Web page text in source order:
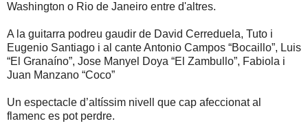
Washington o Rio de Janeiro entre d'altres.
A la guitarra podreu gaudir de David Cerreduela, Tuto i
Eugenio Santiago i al cante Antonio Campos “Bocaillo”, Luis
“El Granaíno”, Jose Manyel Doya “El Zambullo”, Fabiola i
Juan Manzano “Coco”
Un espectacle d’altíssim nivell que cap afeccionat al
flamenc es pot perdre.